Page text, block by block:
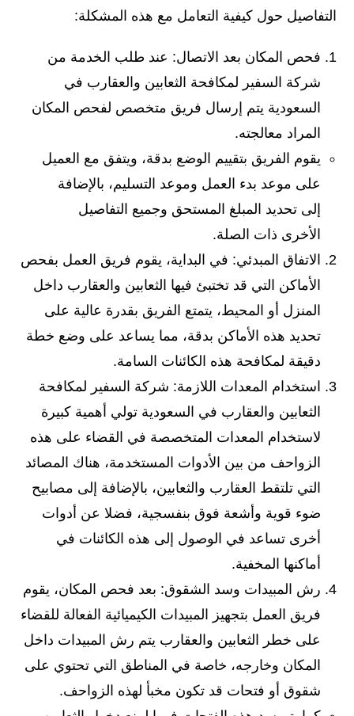
التفاصيل حول كيفية التعامل مع هذه المشكلة:
فحص المكان بعد الاتصال: عند طلب الخدمة من
شركة السفير لمكافحة الثعابين والعقارب في
السعودية يتم إرسال فريق متخصص لفحص المكان
المراد معالجته.
يقوم الفريق بتقييم الوضع بدقة، ويتفق مع العميل
على موعد بدء العمل وموعد التسليم، بالإضافة
إلى تحديد المبلغ المستحق وجميع التفاصيل
الأخرى ذات الصلة.
الاتفاق المبدئي: في البداية، يقوم فريق العمل بفحص
الأماكن التي قد تختبئ فيها الثعابين والعقارب داخل
المنزل أو المحيط، يتمتع الفريق بقدرة عالية على
تحديد هذه الأماكن بدقة، مما يساعد على وضع خطة
دقيقة لمكافحة هذه الكائنات السامة.
استخدام المعدات اللازمة: شركة السفير لمكافحة
الثعابين والعقارب في السعودية تولي أهمية كبيرة
لاستخدام المعدات المتخصصة في القضاء على هذه
الزواحف من بين الأدوات المستخدمة، هناك المصائد
التي تلتقط العقارب والثعابين، بالإضافة إلى مصابيح
ضوء قوية وأشعة فوق بنفسجية، فضلا عن أدوات
أخرى تساعد في الوصول إلى هذه الكائنات في
أماكنها المخفية.
رش المبيدات وسد الشقوق: بعد فحص المكان، يقوم
فريق العمل بتجهيز المبيدات الكيميائية الفعالة للقضاء
على خطر الثعابين والعقارب يتم رش المبيدات داخل
المكان وخارجه، خاصة في المناطق التي تحتوي على
شقوق أو فتحات قد تكون مخبأ لهذه الزواحف.